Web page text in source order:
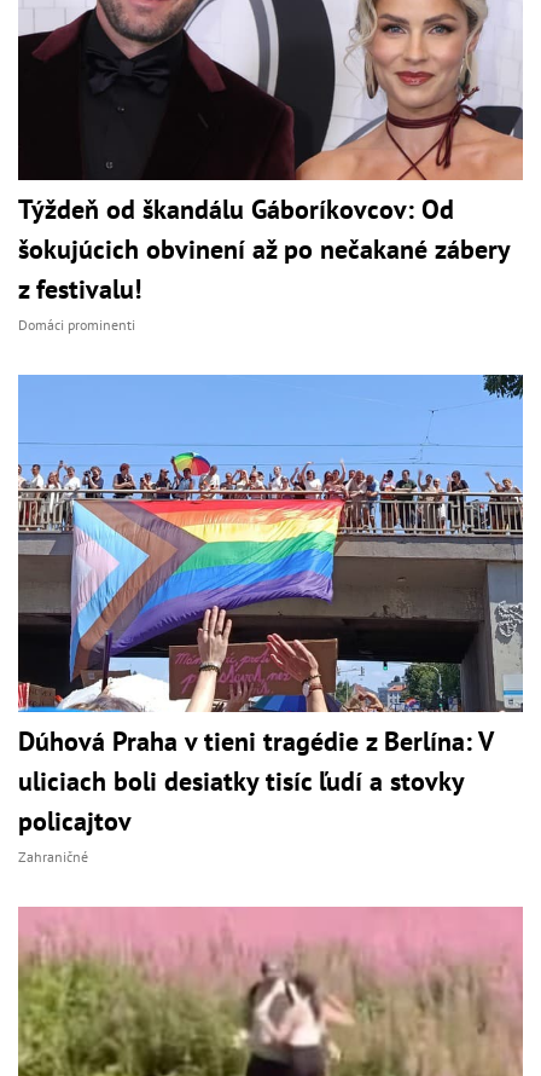
Týždeň od škandálu Gáboríkovcov: Od
šokujúcich obvinení až po nečakané zábery
z festivalu!
Domáci prominenti
Dúhová Praha v tieni tragédie z Berlína: V
uliciach boli desiatky tisíc ľudí a stovky
policajtov
Zahraničné